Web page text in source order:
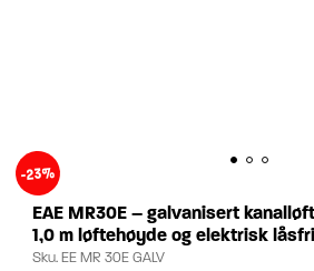
-23%
EAE MR30E – galvanisert
1,0 m løftehøyde og elektrisk
Sku.EE MR 30E GALV